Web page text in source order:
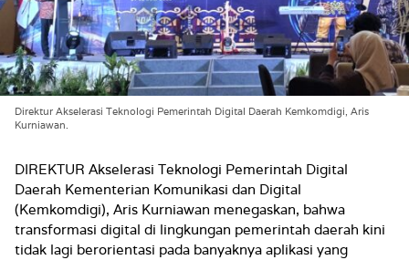
Direktur Akselerasi Teknologi Pemerintah Digital Daerah Kemkomdigi, Aris
Kurniawan.
DIREKTUR Akselerasi Teknologi Pemerintah Digital
Daerah Kementerian Komunikasi dan Digital
(Kemkomdigi), Aris Kurniawan menegaskan, bahwa
transformasi digital di lingkungan pemerintah daerah kini
tidak lagi berorientasi pada banyaknya aplikasi yang